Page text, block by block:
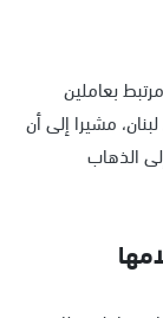
بعاملين
مشيرا إلى أن
الذهاب